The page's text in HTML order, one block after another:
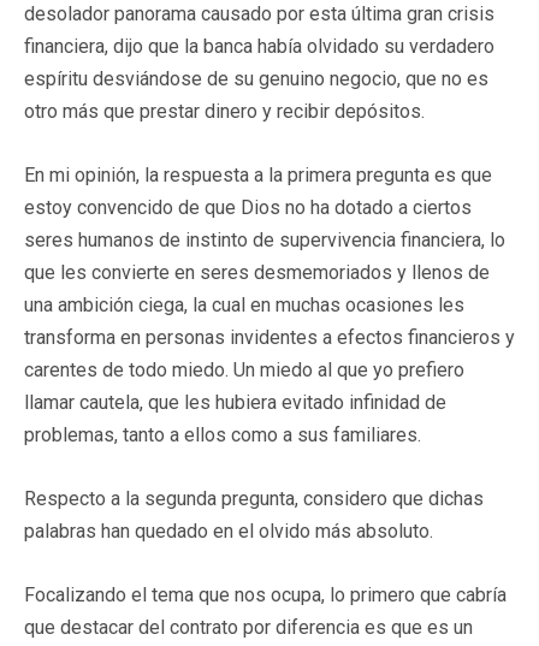
desolador panorama causado por esta última gran crisis
financiera, dijo que la banca había olvidado su verdadero
espíritu desviándose de su genuino negocio, que no es
otro más que prestar dinero y recibir depósitos.
En mi opinión, la respuesta a la primera pregunta es que
estoy convencido de que Dios no ha dotado a ciertos
seres humanos de instinto de supervivencia financiera, lo
que les convierte en seres desmemoriados y llenos de
una ambición ciega, la cual en muchas ocasiones les
transforma en personas invidentes a efectos financieros y
carentes de todo miedo. Un miedo al que yo prefiero
llamar cautela, que les hubiera evitado infinidad de
problemas, tanto a ellos como a sus familiares.
Respecto a la segunda pregunta, considero que dichas
palabras han quedado en el olvido más absoluto.
Focalizando el tema que nos ocupa, lo primero que cabría
que destacar del contrato por diferencia es que es un